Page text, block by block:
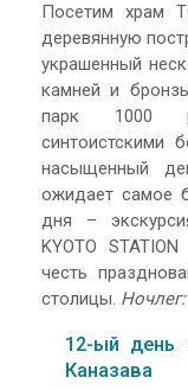
Посетим храм
деревянную
украшенный
камней и
парк 1000
синтоистскими
насыщенный
ожидает самое
дня –
KYOTO
честь
столицы.
12-ый день
Каназава